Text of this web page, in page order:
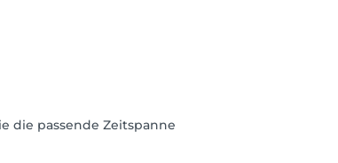
die passende Zeitspanne